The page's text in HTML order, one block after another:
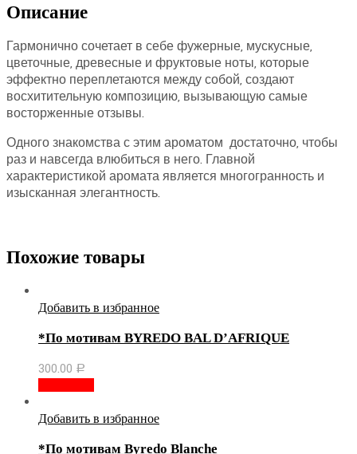
Описание
Гармонично сочетает в себе фужерные, мускусные,
цветочные, древесные и фруктовые ноты, которые
эффектно переплетаются между собой, создают
восхитительную композицию, вызывающую самые
восторженные отзывы.
Одного знакомства с этим ароматом достаточно, чтобы
раз и навсегда влюбиться в него. Главной
характеристикой аромата является многогранность и
изысканная элегантность.
Похожие товары
Добавить в избранное
*По мотивам BYREDO BAL D’AFRIQUE
300.00 Р
Добавить в избранное
*По мотивам Byredo Blanche